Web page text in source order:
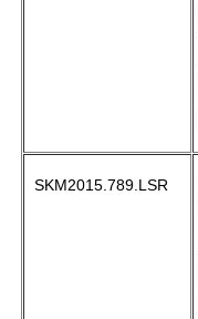
SKM2015.789.LSR